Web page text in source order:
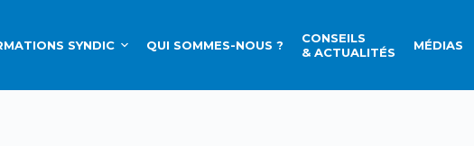
SYNDIC QUI SOMMES-NOUS ?
CONSEILS
& ACTUALITÉS
MÉDIAS